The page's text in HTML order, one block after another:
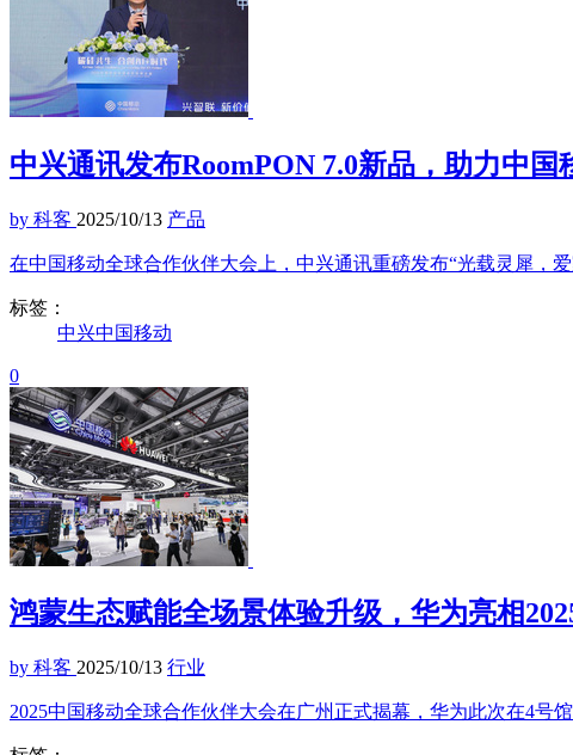
中兴通讯发布RoomPON 7.0新品，助力中
by 科客 2025/10/13 产品
在中国移动全球合作伙伴大会上，中兴通讯重磅发布“光载灵犀，爱
标签：
中兴中国移动
0
鸿蒙生态赋能全场景体验升级，华为亮相
by 科客 2025/10/13 行业
2025中国移动全球合作伙伴大会在广州正式揭幕，华为此次在4号